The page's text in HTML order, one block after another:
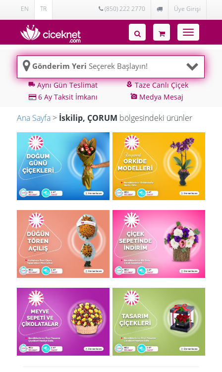
EN TR (850) 222 2770 Üye Girişi
Toggle
navigation
Gönderim Yeri Seçerek Başlayın!
local_shippingAynı Gün Teslimat local_floristTaze Canlı Çiçek
6 Ay Taksit İmkanı
add_a_photo Medya Mesaj
Ana Sayfa > İskilip, ÇORUM bölgesindeki ürünler